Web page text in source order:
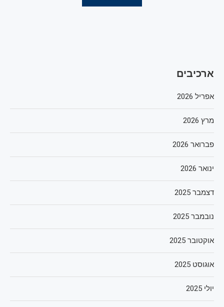
ארכיבים
אפריל 2026
מרץ 2026
פברואר 2026
ינואר 2026
דצמבר 2025
נובמבר 2025
אוקטובר 2025
אוגוסט 2025
יולי 2025